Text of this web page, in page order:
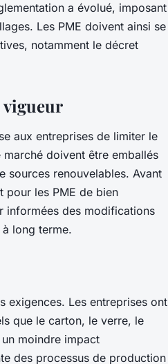
a évolué, imposant
Les PME doivent ainsi se
notamment le décret
vigueur
aux entreprises de limiter le
doivent être emballés
sources renouvelables. Avant
les PME de bien
informées des modifications
long terme.
exigences. Les entreprises ont
que le carton, le verre, le
moindre impact
des processus de production